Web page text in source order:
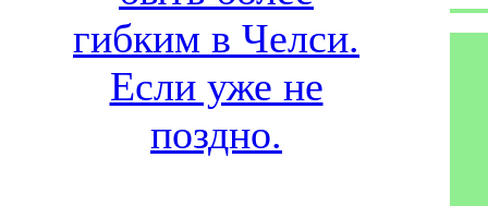
гибким в Челси.
Если уже не
поздно.